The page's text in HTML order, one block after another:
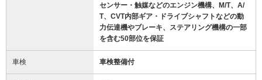
センサー・触媒などのエンジン機構、M/T、A/
T、CVT内部ギア・ドライブシャフトなどの動
力伝達機やブレーキ、ステアリング機構の一部
を含む50部位を保証
車検 車検整備付